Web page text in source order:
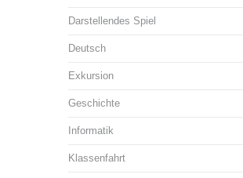
Darstellendes Spiel
Deutsch
Exkursion
Geschichte
Informatik
Klassenfahrt